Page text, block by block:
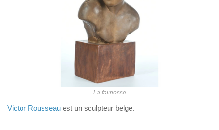
La faunesse
Victor Rousseau est un sculpteur belge.